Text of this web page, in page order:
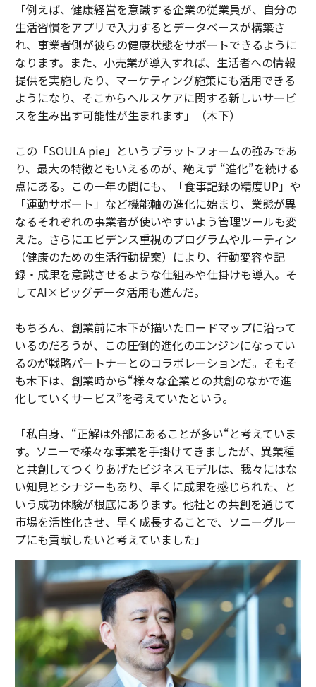
「例えば、健康経営を意識する企業の従業員が、自分の
生活習慣をアプリで入力するとデータベースが構築さ
れ、事業者側が彼らの健康状態をサポートできるように
なります。また、小売業が導入すれば、生活者への情報
提供を実施したり、マーケティング施策にも活用できる
ようになり、そこからヘルスケアに関する新しいサービ
スを生み出す可能性が生まれます」（木下）
この「SOULA pie」というプラットフォームの強みであ
り、最大の特徴ともいえるのが、絶えず “進化”を続ける
点にある。この一年の間にも、「食事記録の精度UP」や
「運動サポート」など機能軸の進化に始まり、業態が異
なるそれぞれの事業者が使いやすいよう管理ツールも変
えた。さらにエビデンス重視のプログラムやルーティン
（健康のための生活行動提案）により、行動変容や記
録・成果を意識させるような仕組みや仕掛けも導入。そ
してAI×ビッグデータ活用も進んだ。
もちろん、創業前に木下が描いたロードマップに沿って
いるのだろうが、この圧倒的進化のエンジンになってい
るのが戦略パートナーとのコラボレーションだ。そもそ
も木下は、創業時から“様々な企業との共創のなかで進
化していくサービス”を考えていたという。
「私自身、“正解は外部にあることが多い“と考えていま
す。ソニーで様々な事業を手掛けてきましたが、異業種
と共創してつくりあげたビジネスモデルは、我々にはな
い知見とシナジーもあり、早くに成果を感じられた、と
いう成功体験が根底にあります。他社との共創を通じて
市場を活性化させ、早く成長することで、ソニーグルー
プにも貢献したいと考えていました」